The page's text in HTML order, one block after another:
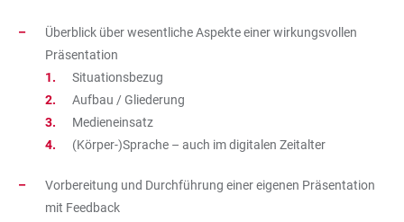
Überblick über wesentliche Aspekte einer wirkungsvollen
Präsentation
Situationsbezug
Aufbau / Gliederung
Medieneinsatz
(Körper-)Sprache – auch im digitalen Zeitalter
Vorbereitung und Durchführung einer eigenen Präsentation
mit Feedback